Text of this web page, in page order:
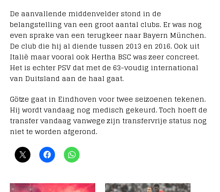
De aanvallende middenvelder stond in de
belangstelling van een groot aantal clubs. Er was nog
even sprake van een terugkeer naar Bayern München.
De club die hij al diende tussen 2013 en 2016. Ook uit
Italië maar vooral ook Hertha BSC was zeer concreet.
Het is echter PSV dat met de 63-voudig international
van Duitsland aan de haal gaat.
Götze gaat in Eindhoven voor twee seizoenen tekenen.
Hij wordt vandaag nog medisch gekeurd. Toch hoeft de
transfer vandaag vanwege zijn transfervrije status nog
niet te worden afgerond.